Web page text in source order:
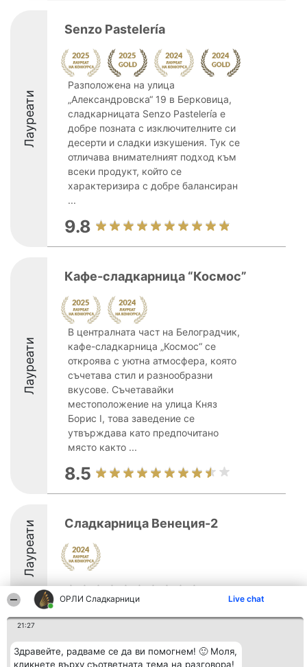
ОРЛИ Сладкарници Live chat
21:27
Здравейте, радваме се да ви помогнем! 🙂 Моля,
кликнете върху съответната тема на разговора!
Лауреати
Senzo Pastelería
Разположена на улица
„Александровска“ 19 в Берковица,
сладкарницата Senzo Pastelería е
добре позната с изключителните си
десерти и сладки изкушения. Тук се
отличава внимателният подход към
всеки продукт, който се
характеризира с добре балансиран
...
9.8
Лауреати
Кафе-сладкарница “Космос”
В централната част на Белоградчик,
кафе-сладкарница „Космос“ се
откроява с уютна атмосфера, която
съчетава стил и разнообразни
вкусове. Съчетавайки
местоположение на улица Княз
Борис I, това заведение се
утвърждава като предпочитано
място както ...
8.5
Лауреати Сладкарница Венеция-2
Организатор на
класиране
Beautiful Company S.R.L.
Класация
Победители
Контакти
Контакти